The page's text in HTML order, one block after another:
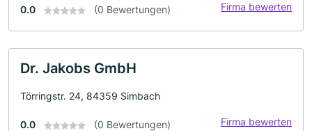
0.0 (0 Bewertungen) Firma bewerten
Dr. Jakobs GmbH
Törringstr. 24, 84359 Simbach
0.0 (0 Bewertungen) Firma bewerten